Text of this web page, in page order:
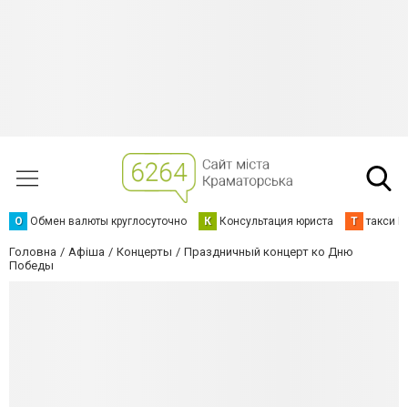
О Обмен валюты круглосуточно К Консультация юриста Т такси
Головна Афіша Концерты
Праздничный концерт ко Дню
Победы